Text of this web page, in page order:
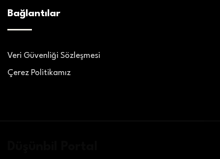
Bağlantılar
Veri Güvenliği Sözleşmesi
Çerez Politikamız